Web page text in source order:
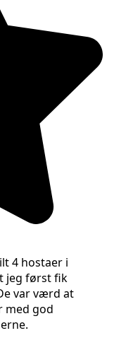
4 hostaer i
jeg først fik
var værd at
med god